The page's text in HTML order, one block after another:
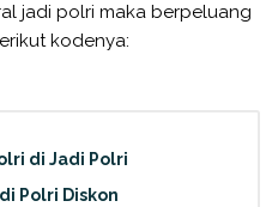
jadi polri maka berpeluang
kodenya:
di Jadi Polri
Polri Diskon